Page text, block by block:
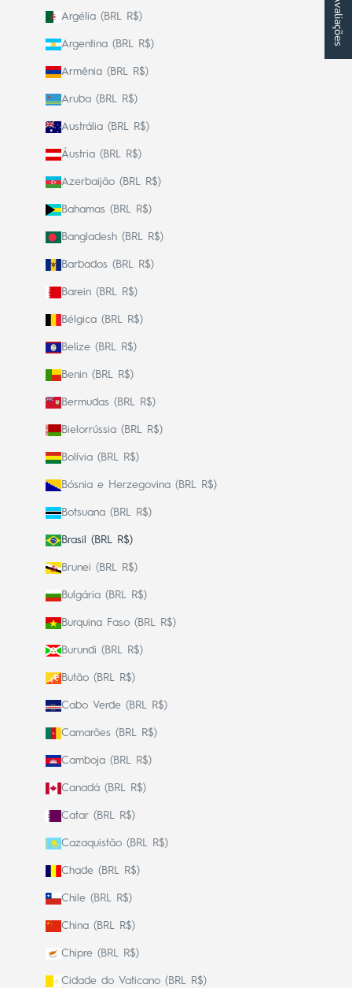
Argélia (BRL R$)
Argentina (BRL R$)
Armênia (BRL R$)
Aruba (BRL R$)
Austrália (BRL R$)
Áustria (BRL R$)
Azerbaijão (BRL R$)
Bahamas (BRL R$)
Bangladesh (BRL R$)
Barbados (BRL R$)
Barein (BRL R$)
Bélgica (BRL R$)
Belize (BRL R$)
Benin (BRL R$)
Bermudas (BRL R$)
Bielorrússia (BRL R$)
Bolívia (BRL R$)
Bósnia e Herzegovina (BRL R$)
Botsuana (BRL R$)
Brasil (BRL R$)
Brunei (BRL R$)
Bulgária (BRL R$)
Burquina Faso (BRL R$)
Burundi (BRL R$)
Butão (BRL R$)
Cabo Verde (BRL R$)
Camarões (BRL R$)
Camboja (BRL R$)
Canadá (BRL R$)
Catar (BRL R$)
Cazaquistão (BRL R$)
Chade (BRL R$)
Chile (BRL R$)
China (BRL R$)
Chipre (BRL R$)
Cidade do Vaticano (BRL R$)
★ Avaliações